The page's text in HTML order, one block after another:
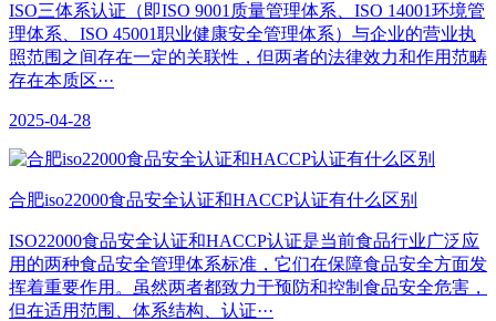
ISO三体系认证（即ISO 9001质量管理体系、ISO 14001环境管
理体系、ISO 45001职业健康安全管理体系）与企业的营业执
照范围之间存在一定的关联性，但两者的法律效力和作用范畴
存在本质区···
2025-04-28
合肥iso22000食品安全认证和HACCP认证有什么区别
ISO22000食品安全认证和HACCP认证是当前食品行业广泛应
用的两种食品安全管理体系标准，它们在保障食品安全方面发
挥着重要作用。虽然两者都致力于预防和控制食品安全危害，
但在适用范围、体系结构、认证···